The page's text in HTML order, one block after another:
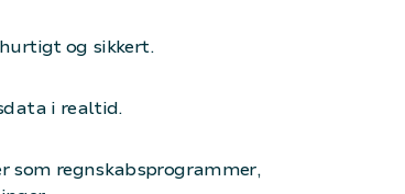
og sikkert.
i realtid.
som regnskabsprogrammer,